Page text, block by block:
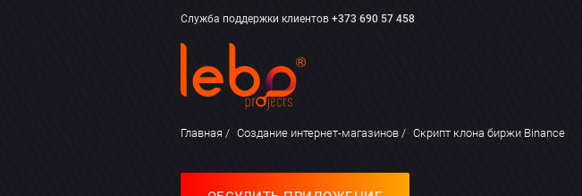
Служба поддержки клиентов +373 690 57 458
Главная Создание интернет-магазинов Скрипт клона биржи Binance